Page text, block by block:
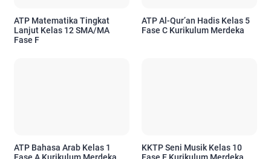
ATP Matematika Tingkat
Lanjut Kelas 12 SMA/MA
Fase F
ATP Al-Qur’an Hadis Kelas 5
Fase C Kurikulum Merdeka
ATP Bahasa Arab Kelas 1
KKTP Seni Musik Kelas 10